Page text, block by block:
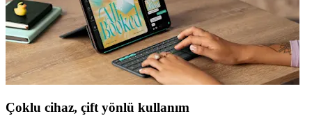
Çoklu cihaz, çift yönlü kullanım